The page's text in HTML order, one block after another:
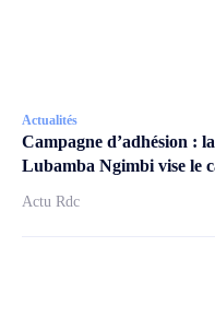
Actualités
Campagne d’adhésion :
Lubamba Ngimbi vise le
Actu Rdc